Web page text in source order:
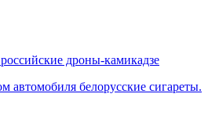
дроны-камикадзе
автомобиля белорусские сигареты.